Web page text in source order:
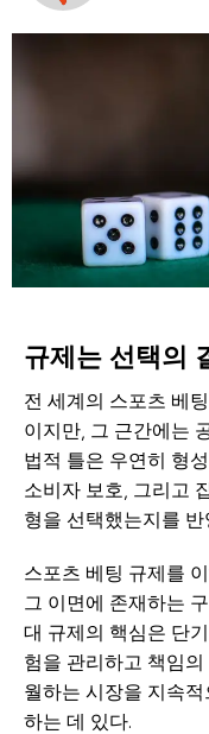
규제는 선택의
전 세계의 스포츠 베
이지만, 그 근간에는
법적 틀은 우연히 형
소비자 보호, 그리고
형을 선택했는지를
스포츠 베팅 규제를
그 이면에 존재하는
대 규제의 핵심은 단
험을 관리하고 책임
월하는 시장을 지속
하는 데 있다.